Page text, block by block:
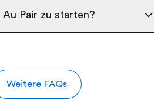
Pair zu starten?
Weitere FAQs